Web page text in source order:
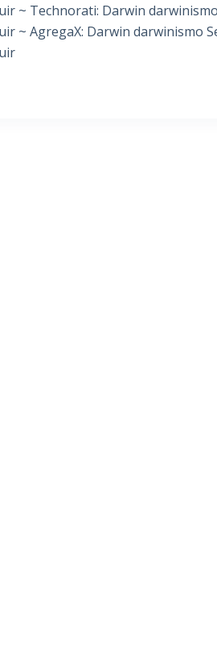
~ Technorati: Darwin
~ AgregaX: Darwin darwinismo